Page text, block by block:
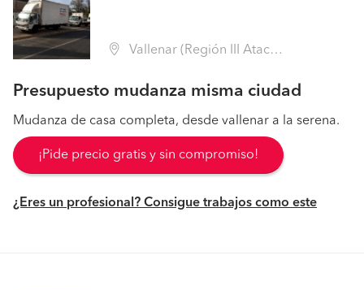
Vallenar (Región III Atacama - Huasco)
Presupuesto mudanza misma ciudad
Mudanza de casa completa, desde vallenar a la serena.
¡Pide precio gratis y sin compromiso!
¿Eres un profesional? Consigue trabajos como este